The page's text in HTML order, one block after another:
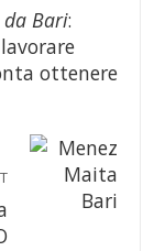
da Bari:
ottenere